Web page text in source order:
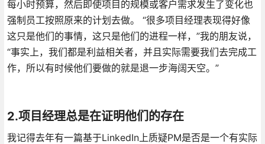
每小时预算，然后即使项目的规模或客户需求发生了变化也
强制员工按照原来的计划去做。 “很多项目经理表现得好像
这只是他们的事情，这只是他们的进程一样，”我的朋友说，
“事实上，我们都是利益相关者，并且实际需要我们去完成工
作，所以有时候他们要做的就是退一步海阔天空。”
2.项目经理总是在证明他们的存在
我记得去年有一篇基于LinkedIn上质疑PM是否是一个有实际